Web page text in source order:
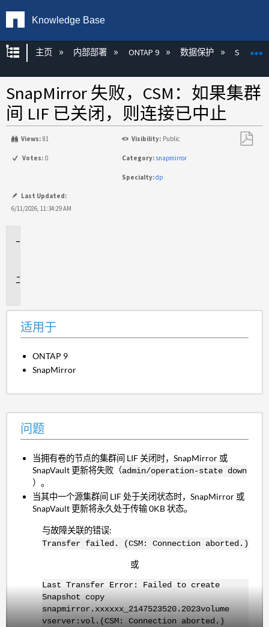
Knowledge Base
扩展/隐缩全局层次
主页 内部部署 ONTAP 9 数据保护
SnapMirror 失败，CSM：如果集群
间 LIF 已关闭，则连接已中止
Views: 81 Visibility: Public
Votes: 0 Category: snapmirror
Specialty:dp
Last Updated:
6/11/2026, 11:34:29 AM
适用于
ONTAP 9
SnapMirror
问题
当拥有卷的节点的集群间 LIF 关闭时，SnapMirror 或
SnapVault 更新将失败（admin/operation-state down
）。
当其中一个源集群间 LIF 处于关闭状态时，SnapMirror 或
SnapVault 更新将永久处于传输 0KB 状态。
与故障关联的错误:
Transfer failed. (CSM: Connection aborted.)
或
Last Transfer Error: Failed to create
Snapshot copy
snapmirror.xxxxxx_2147523520.2023volume
vserver:vol.(CSM: Connection aborted.)